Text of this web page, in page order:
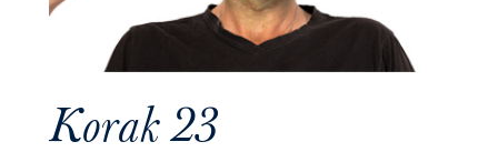
Korak 23